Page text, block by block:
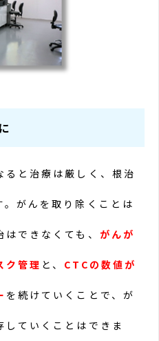
と治療は厳しく、根治
がんを取り除くことは
できなくても、 がんが
ク管理 と、 CTCの数値が
を続けていくことで、が
ていくことはできま